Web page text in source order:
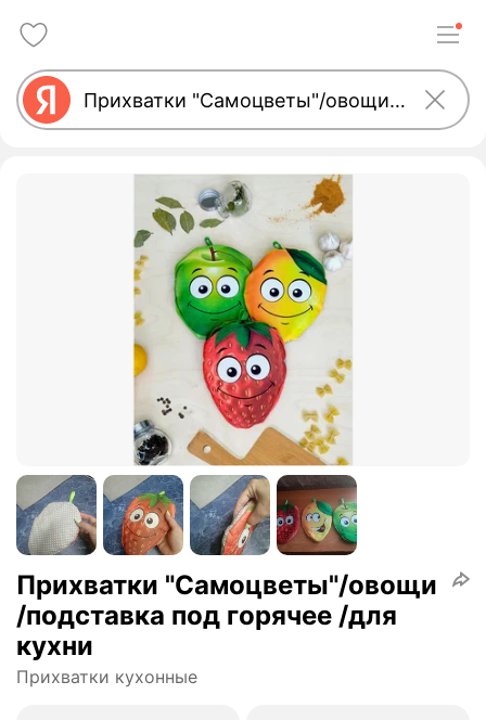
Прихватки "Самоцветы"/овощи
/подставка под горячее /для
кухни
Прихватки кухонные